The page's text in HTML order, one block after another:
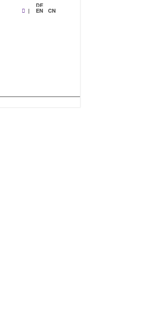
|
DE
EN CN